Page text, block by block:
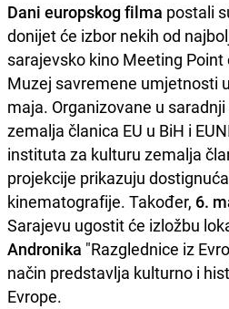
Dani europskog filma postali
donijet će izbor nekih od
sarajevsko kino Meeting Point
Muzej savremene umjetnosti
maja. Organizovane u
zemalja članica EU u BiH i
instituta za kulturu zemalja
projekcije prikazuju
kinematografije. Također, 6.
Sarajevu ugostit će izložbu
Andronika "Razglednice iz
način predstavlja kulturno i
Evrope.